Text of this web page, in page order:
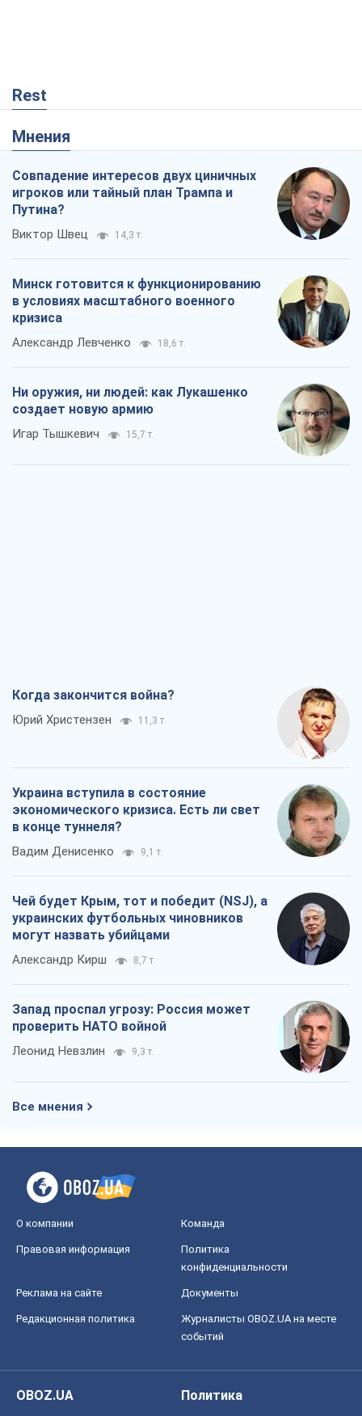
Rest
Мнения
Совпадение интересов двух циничных
игроков или тайный план Трампа и
Путина?
Виктор Швец 14,3 т.
Минск готовится к функционированию
в условиях масштабного военного
кризиса
Александр Левченко 18,6 т.
Ни оружия, ни людей: как Лукашенко
создает новую армию
Игар Тышкевич 15,7 т.
Когда закончится война?
Юрий Христензен 11,3 т.
Украина вступила в состояние
экономического кризиса. Есть ли свет
в конце туннеля?
Вадим Денисенко 9,1 т.
Чей будет Крым, тот и победит (NSJ), а
украинских футбольных чиновников
могут назвать убийцами
Александр Кирш 8,7 т.
Запад проспал угрозу: Россия может
проверить НАТО войной
Леонид Невзлин 9,3 т.
Все мнения
О компании Команда
Правовая информация
Политика
конфиденциальности
Реклама на сайте Документы
Редакционная политика
Журналисты OBOZ.UA на месте
событий
OBOZ.UA
Политика